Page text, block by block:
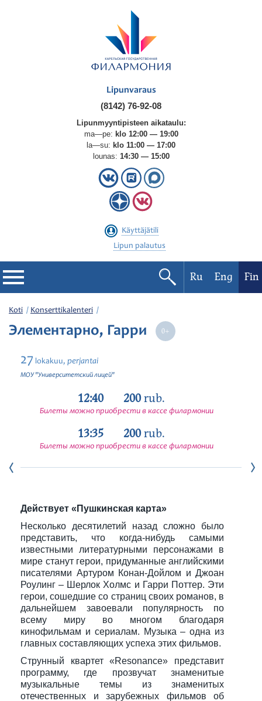
Lipunvaraus
(8142) 76-92-08
Lipunmyyntipisteen aikataulu:
ma—pe: klo 12:00 — 19:00
la—su: klo 11:00 — 17:00
lounas: 14:30 — 15:00
Käyttäjätili
Lipun palautus
Filharmonia
Konserttikalenteri
Festivaalit
Ru Eng Fin
Koti Konserttikalenteri
Элементарно, Гарри
27 lokakuu, perjantai
МОУ "Университетский лицей"
12:40 200rub.
Билеты можно приобрести в кассе филармонии
13:35 200rub.
Билеты можно приобрести в кассе филармонии
Действует «Пушкинская карта»
Несколько десятилетий назад сложно было
представить, что когда-нибудь самыми
известными литературными персонажами в
мире станут герои, придуманные английскими
писателями Артуром Конан-Дойлом и Джоан
Роулинг – Шерлок Холмс и Гарри Поттер. Эти
герои, сошедшие со страниц своих романов, в
дальнейшем завоевали популярность по
всему миру во многом благодаря
кинофильмам и сериалам. Музыка – одна из
главных составляющих успеха этих фильмов.
Струнный квартет «Resonance» представит
программу, где прозвучат знаменитые
музыкальные темы из знаменитых
отечественных и зарубежных фильмов об